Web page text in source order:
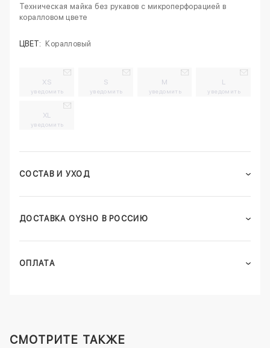
Техническая майка без рукавов с микроперфорацией в
коралловом цвете
ЦВЕТ: Коралловый
XS
уведомить
S
уведомить
M
уведомить
L
уведомить
XL
уведомить
СОСТАВ И УХОД
ДОСТАВКА OYSHO В РОССИЮ
ОПЛАТА
СМОТРИТЕ ТАКЖЕ